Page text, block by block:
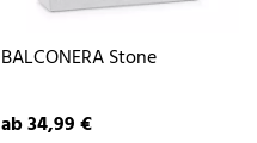
BALCONERA Stone
ab 34,99 €